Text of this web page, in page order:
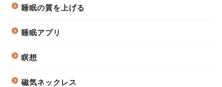
睡眠の質を上げる
睡眠アプリ
瞑想
磁気ネックレス